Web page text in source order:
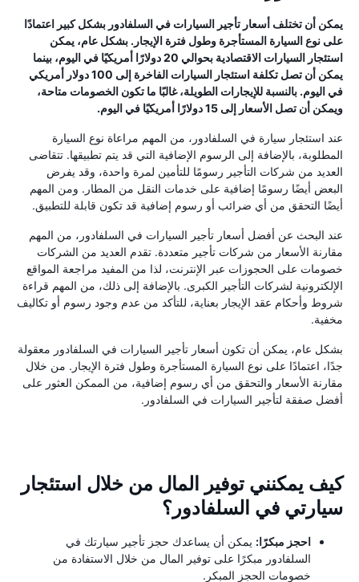
يمكن أن تختلف أسعار تأجير السيارات في السلفادور بشكل كبير اعتمادًا
على نوع السيارة المستأجرة وطول فترة الإيجار. بشكل عام، يمكن
استئجار السيارات الاقتصادية بحوالي 20 دولارًا أمريكيًا في اليوم، بينما
يمكن أن تصل تكلفة استئجار السيارات الفاخرة إلى 100 دولار أمريكي
في اليوم. بالنسبة للإيجارات الطويلة، غالبًا ما تكون الخصومات متاحة،
ويمكن أن تصل الأسعار إلى 15 دولارًا أمريكيًا في اليوم.
عند استئجار سيارة في السلفادور، من المهم مراعاة نوع السيارة
المطلوبة، بالإضافة إلى الرسوم الإضافية التي قد يتم تطبيقها. تتقاضى
العديد من شركات التأجير رسومًا للتأمين لمرة واحدة، وقد يفرض
البعض أيضًا رسومًا إضافية على خدمات النقل من المطار. ومن المهم
أيضًا التحقق من أي ضرائب أو رسوم إضافية قد تكون قابلة للتطبيق.
عند البحث عن أفضل أسعار تأجير السيارات في السلفادور، من المهم
مقارنة الأسعار من شركات تأجير متعددة. تقدم العديد من الشركات
خصومات على الحجوزات عبر الإنترنت، لذا من المفيد مراجعة المواقع
الإلكترونية لشركات التأجير الكبرى. بالإضافة إلى ذلك، من المهم قراءة
شروط وأحكام عقد الإيجار بعناية، للتأكد من عدم وجود رسوم أو تكاليف
مخفية.
بشكل عام، يمكن أن تكون أسعار تأجير السيارات في السلفادور معقولة
جدًا، اعتمادًا على نوع السيارة المستأجرة وطول فترة الإيجار. من خلال
مقارنة الأسعار والتحقق من أي رسوم إضافية، من الممكن العثور على
أفضل صفقة لتأجير السيارات في السلفادور.
كيف يمكنني توفير المال من خلال استئجار
سيارتي في السلفادور؟
احجز مبكرًا: يمكن أن يساعدك حجز تأجير سيارتك في
السلفادور مبكرًا على توفير المال من خلال الاستفادة من
خصومات الحجز المبكر.